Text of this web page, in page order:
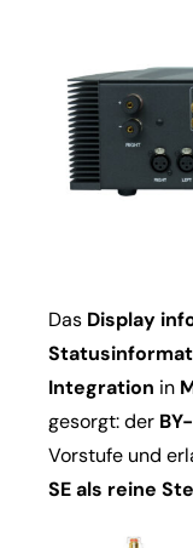
Das Display
Integration in
gesorgt: der
Vorstufe und
SE als reine